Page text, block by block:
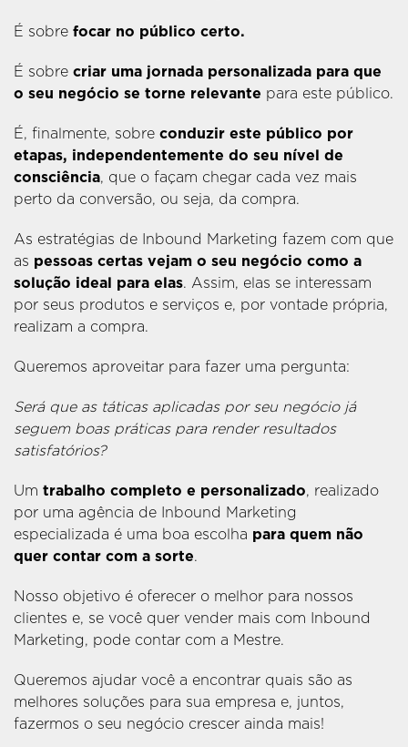
É sobre focar no público certo.
É sobre criar uma jornada personalizada para que
o seu negócio se torne relevante para este público.
É, finalmente, sobre conduzir este público por
etapas, independentemente do seu nível de
consciência, que o façam chegar cada vez mais
perto da conversão, ou seja, da compra.
As estratégias de Inbound Marketing fazem com que
as pessoas certas vejam o seu negócio como a
solução ideal para elas. Assim, elas se interessam
por seus produtos e serviços e, por vontade própria,
realizam a compra.
Queremos aproveitar para fazer uma pergunta:
Será que as táticas aplicadas por seu negócio já
seguem boas práticas para render resultados
satisfatórios?
Um trabalho completo e personalizado, realizado
por uma agência de Inbound Marketing
especializada é uma boa escolha para quem não
quer contar com a sorte.
Nosso objetivo é oferecer o melhor para nossos
clientes e, se você quer vender mais com Inbound
Marketing, pode contar com a Mestre.
Queremos ajudar você a encontrar quais são as
melhores soluções para sua empresa e, juntos,
fazermos o seu negócio crescer ainda mais!